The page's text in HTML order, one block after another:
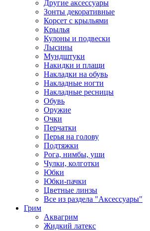
Другие аксессуары
Зонты декоративные
Корсет с крыльями
Крылья
Кулоны и подвески
Лысины
Мундштуки
Накидки и плащи
Накладки на обувь
Накладные ногти
Накладные ресницы
Обувь
Оружие
Очки
Перчатки
Перья на голову
Подтяжки
Рога, нимбы, уши
Чулки, колготки
Юбки
Юбки-пачки
Цветные линзы
Все из раздела "Аксессуары"
Грим
Аквагрим
Жидкий латекс